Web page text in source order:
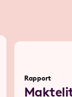
Rapport